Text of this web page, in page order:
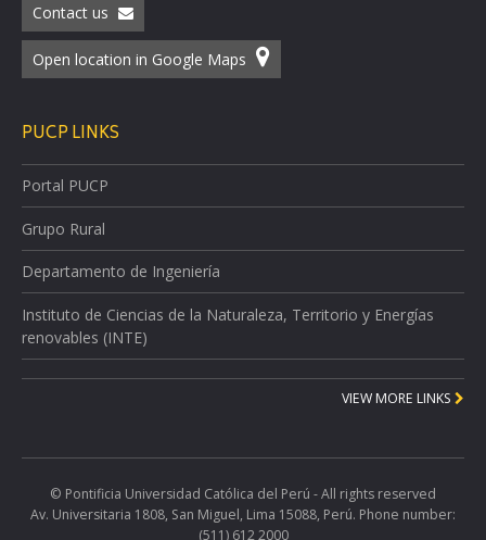
Contact us
Open location in Google Maps
PUCP LINKS
Portal PUCP
Grupo Rural
Departamento de Ingeniería
Instituto de Ciencias de la Naturaleza, Territorio y Energías
renovables (INTE)
VIEW MORE LINKS
© Pontificia Universidad Católica del Perú - All rights reserved
Av. Universitaria 1808, San Miguel, Lima 15088, Perú. Phone number:
(511) 612 2000